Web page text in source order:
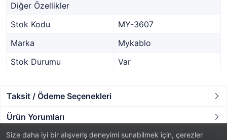
Size daha iyi bir alışveriş deneyimi sunabilmek için, çerezler
Diğer Özellikler
Stok Kodu
MY-3607
Marka
Mykablo
Stok Durumu
Var
Taksit / Ödeme Seçenekleri
Ürün Yorumları